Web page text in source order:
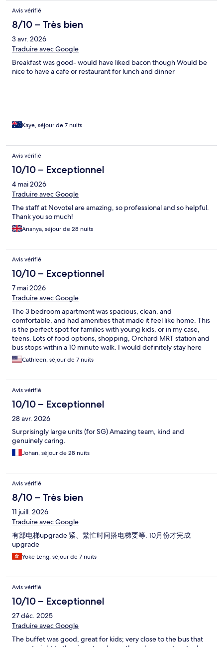
Avis vérifié
8/10 – Très bien
3 avr. 2026
Traduire avec Google
Breakfast was good- would have liked bacon though Would be
nice to have a cafe or restaurant for lunch and dinner
Kaye, séjour de 7 nuits
Avis vérifié
10/10 – Exceptionnel
4 mai 2026
Traduire avec Google
The staff at Novotel are amazing, so professional and so helpful.
Thank you so much!
Ananya, séjour de 28 nuits
Avis vérifié
10/10 – Exceptionnel
7 mai 2026
Traduire avec Google
The 3 bedroom apartment was spacious, clean, and
comfortable, and had amenities that made it feel like home. This
is the perfect spot for families with young kids, or in my case,
teens. Lots of food options, shopping, Orchard MRT station and
bus stops within a 10 minute walk. I would definitely stay here
again.Cathleen, séjour de 7 nuits
Avis vérifié
10/10 – Exceptionnel
28 avr. 2026
Surprisingly large units (for SG) Amazing team, kind and
genuinely caring.
Johan, séjour de 28 nuits
Avis vérifié
8/10 – Très bien
11 juill. 2026
Traduire avec Google
有部电梯upgrade 紧、繁忙时间搭电梯要等. 10月份才完成
upgrade
Yoke Leng, séjour de 7 nuits
Avis vérifié
10/10 – Exceptionnel
27 déc. 2025
Traduire avec Google
The buffet was good, great for kids; very close to the bus that